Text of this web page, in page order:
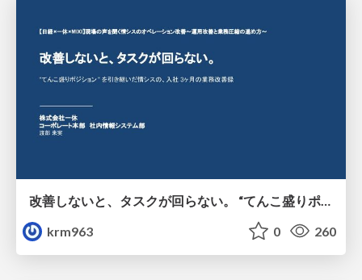
krm963
0 260